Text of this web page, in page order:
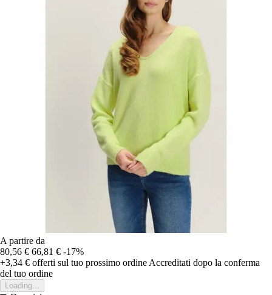
A partire da
80,56 € 66,81 € -17%
+3,34 € offerti sul tuo prossimo ordine Accreditati dopo la conferma
del tuo ordine
Loading...